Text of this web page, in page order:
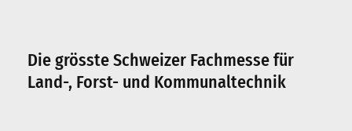
Tierhaltung
Gebrauchte
Die grösste Schweizer Fachmesse für
Land-, Forst- und Kommunaltechnik